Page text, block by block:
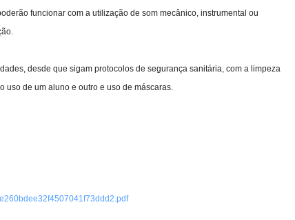
funcionar com a utilização de som mecânico, instrumental ou
desde que sigam protocolos de segurança sanitária, com a limpeza
uso de um aluno e outro e uso de máscaras.